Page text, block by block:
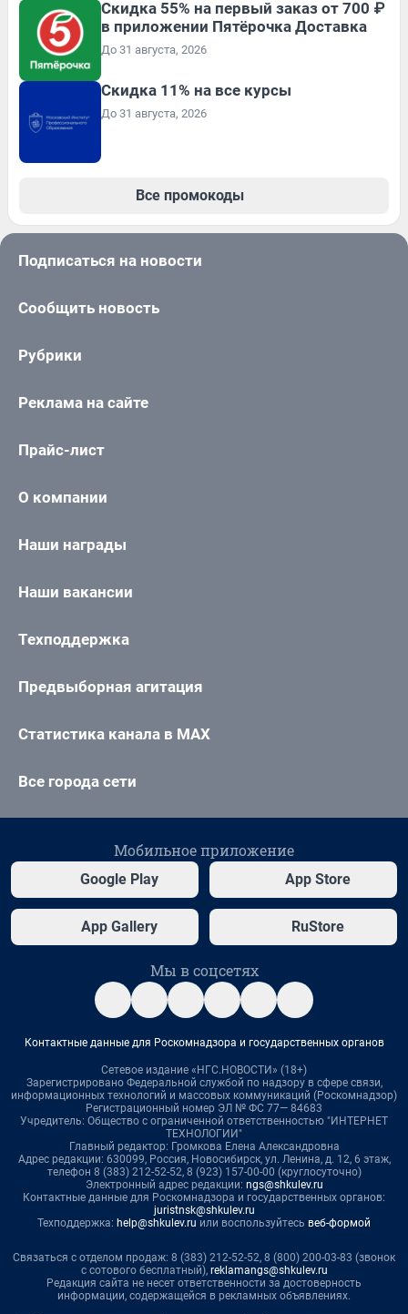
Скидка 55% на первый заказ от 700 ₽
в приложении Пятёрочка Доставка
До 31 августа, 2026
Скидка 11% на все курсы
До 31 августа, 2026
Все промокоды
Подписаться на новости
Сообщить новость
Рубрики
Реклама на сайте
Прайс-лист
О компании
Наши награды
Наши вакансии
Техподдержка
Предвыборная агитация
Статистика канала в MAX
Все города сети
Мобильное приложение
Google Play App Store
App Gallery RuStore
Мы в соцсетях
Контактные данные для Роскомнадзора и государственных органов
Сетевое издание «НГС.НОВОСТИ» (18+)
Зарегистрировано Федеральной службой по надзору в сфере связи,
информационных технологий и массовых коммуникаций (Роскомнадзор)
Регистрационный номер ЭЛ № ФС 77— 84683
Учредитель: Общество с ограниченной ответственностью "ИНТЕРНЕТ
ТЕХНОЛОГИИ"
Главный редактор: Громкова Елена Александровна
Адрес редакции: 630099, Россия, Новосибирск, ул. Ленина, д. 12, 6 этаж,
телефон 8 (383) 212-52-52, 8 (923) 157-00-00 (круглосуточно)
Электронный адрес редакции: ngs@shkulev.ru
Контактные данные для Роскомнадзора и государственных органов:
juristnsk@shkulev.ru
Техподдержка: help@shkulev.ru или воспользуйтесь веб-формой
Связаться с отделом продаж: 8 (383) 212-52-52, 8 (800) 200-03-83 (звонок
с сотового бесплатный), reklamangs@shkulev.ru
Редакция сайта не несет ответственности за достоверность
информации, содержащейся в рекламных объявлениях.